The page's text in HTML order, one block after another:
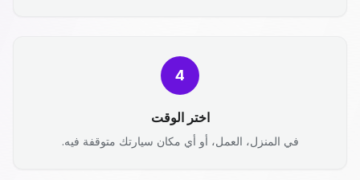
4
اختر الوقت
في المنزل، العمل، أو أي مكان سيارتك متوقفة فيه.